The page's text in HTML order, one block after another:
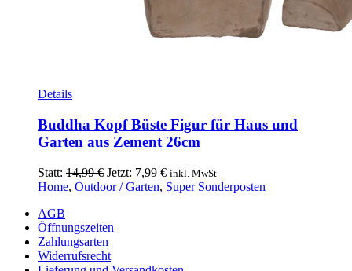
Details
Buddha Kopf Büste Figur für Haus und
Garten aus Zement 26cm
Statt: 14,99€ Ursprünglicher
Preis
Jetzt: 7,99 €Aktueller
Preis
inkl. MwSt
Home, Outdoor / Garten, Super Sonderposten
AGB
Öffnungszeiten
Zahlungsarten
Widerrufsrecht